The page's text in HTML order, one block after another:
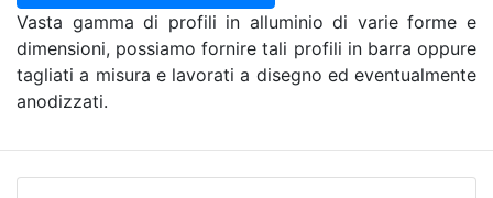
Vasta gamma di profili in alluminio di varie forme e
dimensioni, possiamo fornire tali profili in barra oppure
tagliati a misura e lavorati a disegno ed eventualmente
anodizzati.